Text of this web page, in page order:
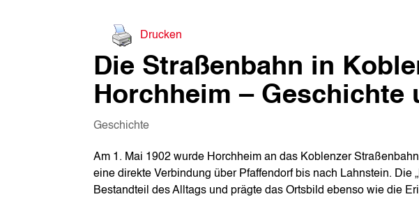
Drucken
Die Straßenbahn in
Horchheim – Geschichte
Geschichte
Am 1. Mai 1902 wurde Horchheim an das Koblenzer
eine direkte Verbindung über Pfaffendorf bis nach Lahnstein. Die
Bestandteil des Alltags und prägte das Ortsbild ebenso wie die